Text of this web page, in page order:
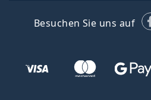
Besuchen Sie uns auf